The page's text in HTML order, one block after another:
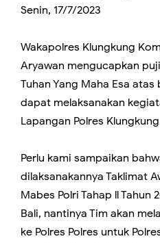
Senin, 17/7/2023
Wakapolres Klungkung
Aryawan mengucapkan
Tuhan Yang Maha Esa
dapat melaksanakan
Lapangan Polres
Perlu kami sampaikan
dilaksanakannya Taklimat
Mabes Polri Tahap ll Tahun
Bali, nantinya Tim akan
ke Polres Polres untuk